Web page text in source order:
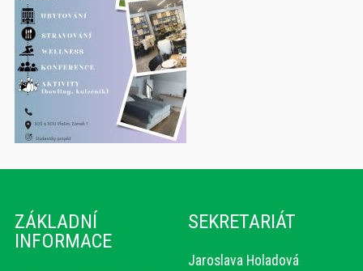
ZÁKLADNÍ
INFORMACE
SEKRETARIÁT
Jaroslava Holadová